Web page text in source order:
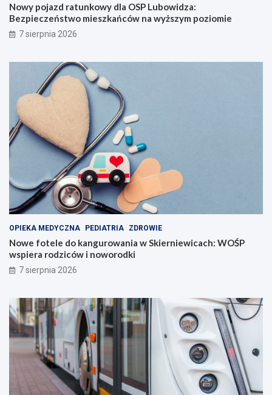
Nowy pojazd ratunkowy dla OSP Lubowidza:
Bezpieczeństwo mieszkańców na wyższym poziomie
7 sierpnia 2026
OPIEKA MEDYCZNA PEDIATRIA ZDROWIE
Nowe fotele do kangurowania w Skierniewicach: WOŚP
wspiera rodziców i noworodki
7 sierpnia 2026